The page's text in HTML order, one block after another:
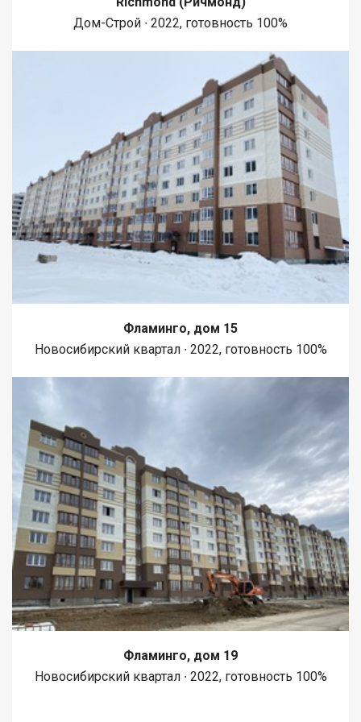
Дом-Строй ∙ 2022, готовность 100%
Фламинго, дом 15
Новосибирский квартал ∙ 2022, готовность 100%
Фламинго, дом 19
Новосибирский квартал ∙ 2022, готовность 100%